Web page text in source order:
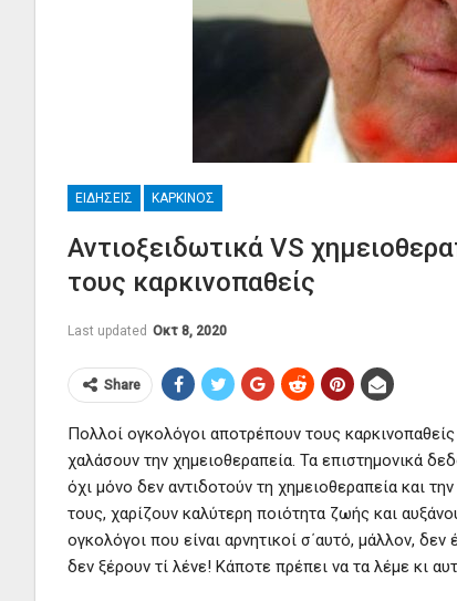
ΕΙΔΉΣΕΙΣ ΚΑΡΚΊΝΟΣ
Αντιοξειδωτικά VS
τους καρκινοπαθείς
Last updated Οκτ 8, 2020
Share
Πολλοί ογκολόγοι αποτρέπουν τους
χαλάσουν την χημειοθεραπεία. Τα επιστημονικά
όχι μόνο δεν αντιδοτούν τη χημειοθεραπεία και
τους, χαρίζουν καλύτερη ποιότητα ζωής και
ογκολόγοι που είναι αρνητικοί σ΄αυτό, μάλλον,
δεν ξέρουν τί λένε! Κάποτε πρέπει να τα λέμε κι